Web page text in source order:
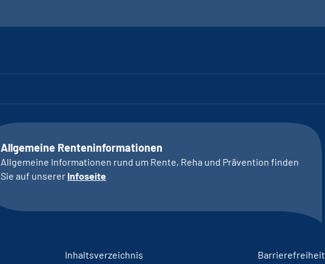
Allgemeine Renteninformationen
Allgemeine Informationen rund um Rente, Reha und Prävention finden
Sie auf unserer Infoseite
Inhaltsverzeichnis Barrierefreiheit